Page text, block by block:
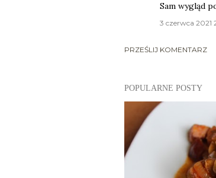
Sam wygląd
3 czerwca 2021
PRZEŚLIJ KOMENTARZ
POPULARNE POSTY